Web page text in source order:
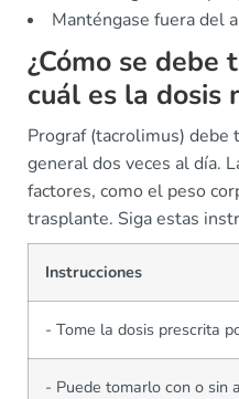
Manténgase fuera del
¿Cómo se debe
cuál es la dosis
Prograf (tacrolimus) debe
general dos veces al día.
factores, como el peso
trasplante. Siga estas
Instrucciones
- Tome la dosis prescrita
- Puede tomarlo con o sin